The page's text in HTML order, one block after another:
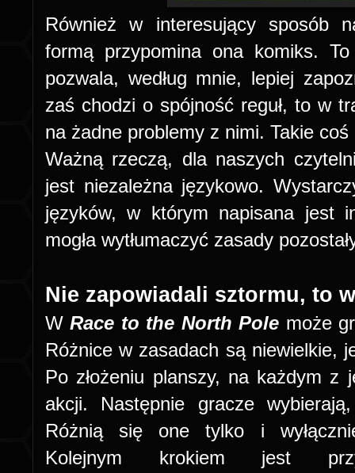
Również w interesujący sposób
formą przypomina ona komiks.
pozwala, według mnie, lepiej
zaś chodzi o spójność reguł, to w
na żadne problemy z nimi. Takie
Ważną rzeczą, dla naszych
jest niezależna językowo.
języków, w którym napisana jest
mogła wytłumaczyć zasady
Nie zapowiadali sztormu, to
WRace to the North Pole może
Różnice w zasadach są niewielkie,
Po złożeniu planszy, na każdym z
akcji. Następnie gracze
Różnią się one tylko i
Kolejnym krokiem jest